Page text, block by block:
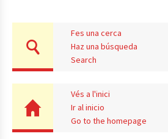
Fes una cerca
Haz una búsqueda
Search
Vés a l'inici
Ir al inicio
Go to the homepage